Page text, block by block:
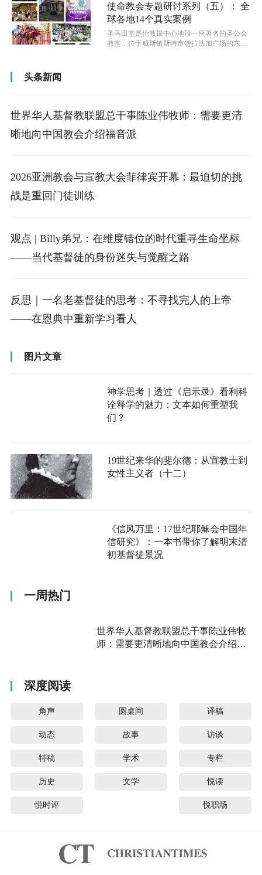
使命教会专题研讨系列（五）： 全
球各地14个真实案例
圣马田堂是伦敦最中心地段一座著名的圣公会
教堂，位于威斯敏斯特市特拉法加广场的东北
头条新闻
世界华人基督教联盟总干事陈业伟牧师：需要更清
晰地向中国教会介绍福音派
2026亚洲教会与宣教大会菲律宾开幕：最迫切的挑
战是重回门徒训练
观点 | Billy弟兄：在维度错位的时代重寻生命坐标
——当代基督徒的身份迷失与觉醒之路
反思｜一名老基督徒的思考：不寻找完人的上帝
——在恩典中重新学习看人
图片文章
神学思考｜透过《启示录》看利科
诠释学的魅力：文本如何重塑我
们？
19世纪来华的斐尔德：从宣教士到
女性主义者（十二）
《信风万里：17世纪耶稣会中国年
信研究》：一本书带你了解明末清
初基督徒景况
一周热门
世界华人基督教联盟总干事陈业伟牧
师：需要更清晰地向中国教会介绍福
深度阅读
角声 圆桌间 译稿
动态 故事 访谈
特稿 学术 专栏
历史 文学 悦读
悦时评 悦职场